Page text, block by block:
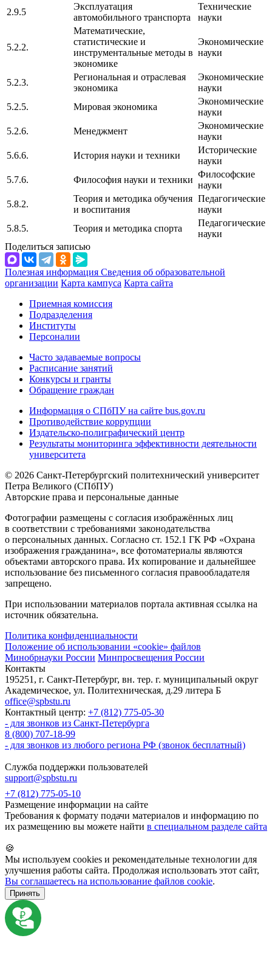
2.9.5
Эксплуатация
автомобильного транспорта
Технические
науки
5.2.2.
Математические,
статистические и
инструментальные методы в
экономике
Экономические
науки
5.2.3.
Региональная и отраслевая
экономика
Экономические
науки
5.2.5.
Мировая экономика
Экономические
науки
5.2.6.
Менеджмент
Экономические
науки
5.6.6.
История науки и техники
Исторические
науки
5.7.6.
Философия науки и техники
Философские
науки
5.8.2.
Теория и методика обучения
и воспитания
Педагогические
науки
5.8.5.
Теория и методика спорта
Педагогические
науки
Поделиться записью
Полезная информация Сведения об образовательной
организации Карта кампуса Карта сайта
Приемная комиссия
Подразделения
Институты
Персоналии
Часто задаваемые вопросы
Расписание занятий
Конкурсы и гранты
Обращение граждан
Информация о СПбПУ на сайте bus.gov.ru
Противодействие коррупции
Издательско-полиграфический центр
Результаты мониторинга эффективности деятельности
университета
© 2026 Санкт-Петербургский политехнический университет
Петра Великого (СПбПУ)
Авторские права и персональные данные
Фотографии размещены с согласия изображённых лиц
в соответствии с требованиями законодательства
о персональных данных. Согласно ст. 152.1 ГК РФ «Охрана
изображения гражданина», все фотоматериалы являются
объектами авторского права. Их копирование и дальнейшее
использование без письменного согласия правообладателя
запрещено.
При использовании материалов портала активная ссылка на
источник обязательна.
Политика конфиденциальности
Положение об использовании «cookie» файлов
Минобрнауки России Минпросвещения России
Контакты
195251, г. Санкт-Петербург, вн. тер. г. муниципальный округ
Академическое, ул. Политехническая, д.29 литера Б
office@spbstu.ru
Контактный центр: +7 (812) 775-05-30
- для звонков из Санкт-Петербурга
8 (800) 707-18-99
- для звонков из любого региона РФ (звонок бесплатный)
Служба поддержки пользователей
support@spbstu.ru
+7 (812) 775-05-10
Размещение информации на сайте
Требования к формату подачи материалов и информацию по
их размещению вы можете найти в специальном разделе сайта
🍪
Мы используем cookies и рекомендательные технологии для
улучшения работы сайта. Продолжая использовать этот сайт,
Вы соглашаетесь на использование файлов cookie.
Принять